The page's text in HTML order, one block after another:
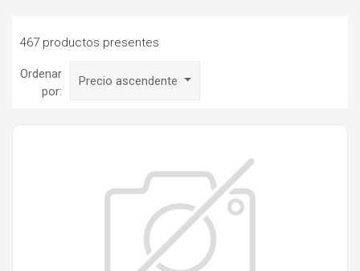
467 productos presentes
Ordenar
por:
Precio ascendente